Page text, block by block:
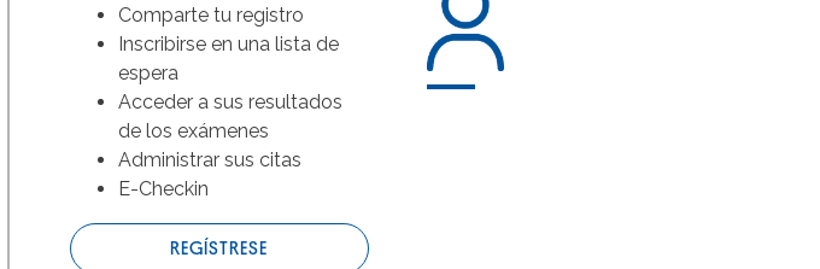
Comparte tu registro
Inscribirse en una lista de
espera
Acceder a sus resultados
de los exámenes
Administrar sus citas
E-Checkin
REGÍSTRESE